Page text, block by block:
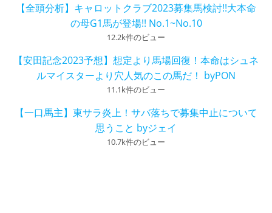
【全頭分析】キャロットクラブ2023募集馬検討!!大本命
の母G1馬が登場!! No.1~No.10
12.2k件のビュー
【安田記念2023予想】想定より馬場回復！本命はシュネ
ルマイスターより穴人気のこの馬だ！ byPON
11.1k件のビュー
【一口馬主】東サラ炎上！サバ落ちで募集中止について
思うこと byジェイ
10.7k件のビュー